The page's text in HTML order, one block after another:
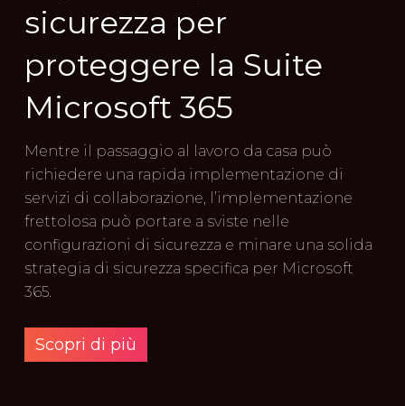
sicurezza per
proteggere la Suite
Microsoft 365
Mentre il passaggio al lavoro da casa può
richiedere una rapida implementazione di
servizi di collaborazione, l’implementazione
frettolosa può portare a sviste nelle
configurazioni di sicurezza e minare una solida
strategia di sicurezza specifica per Microsoft
365.
Scopri di più